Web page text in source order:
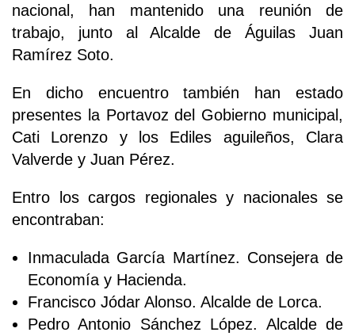
nacional, han mantenido una reunión de
trabajo, junto al Alcalde de Águilas Juan
Ramírez Soto.
En dicho encuentro también han estado
presentes la Portavoz del Gobierno municipal,
Cati Lorenzo y los Ediles aguileños, Clara
Valverde y Juan Pérez.
Entro los cargos regionales y nacionales se
encontraban:
Inmaculada García Martínez. Consejera de
Economía y Hacienda.
Francisco Jódar Alonso. Alcalde de Lorca.
Pedro Antonio Sánchez López. Alcalde de